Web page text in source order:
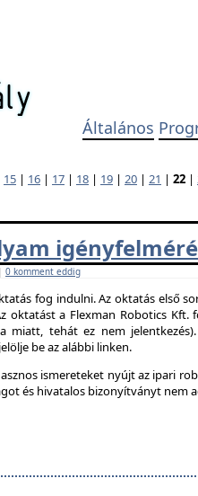
Általános
15 | 16 | 17 | 18 | 19 | 20 | 21 | 22 |
| 0 komment eddig
fog indulni. Az oktatás első
oktatást a Flexman Robotics Kft.
miatt, tehát ez nem
be az alábbi linken.
ismereteket nyújt az ipari
és hivatalos bizonyítványt nem